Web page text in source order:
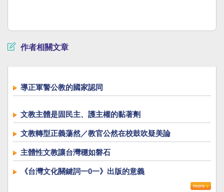
作者相關文章
導正軍警公教的國家認同
文教主體是固民主、護主權的黏著劑
文教轉型正義蕩然／教官公然在校鼓吹疑美論
主體性文教讓台灣穩如磐石
《台灣文化關鍵詞一0一》出版的意義